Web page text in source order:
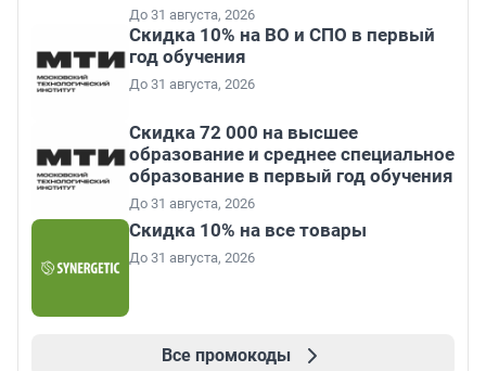
До 31 августа, 2026
Скидка 10% на ВО и СПО в первый
год обучения
До 31 августа, 2026
Скидка 72 000 на высшее
образование и среднее специальное
образование в первый год обучения
До 31 августа, 2026
Скидка 10% на все товары
До 31 августа, 2026
Все промокоды